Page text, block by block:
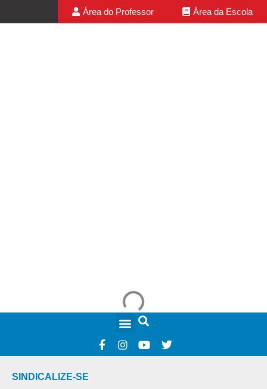
Área do Professor Área da Escola
SINDICALIZE-SE